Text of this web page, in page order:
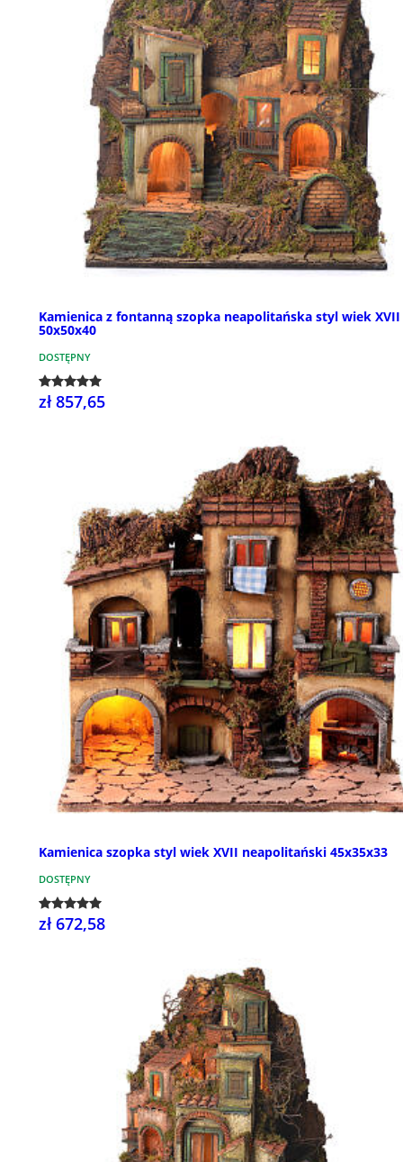
Kamienica z fontanną szopka neapolitańska styl wiek XVII
50x50x40
DOSTĘPNY
zł 857,65
Kamienica szopka styl wiek XVII neapolitański 45x35x33
DOSTĘPNY
zł 672,58